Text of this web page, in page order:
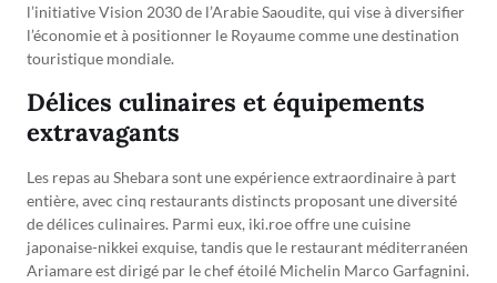
l’initiative Vision 2030 de l’Arabie Saoudite, qui vise à diversifier
l’économie et à positionner le Royaume comme une destination
touristique mondiale.
Délices culinaires et équipements
extravagants
Les repas au Shebara sont une expérience extraordinaire à part
entière, avec cinq restaurants distincts proposant une diversité
de délices culinaires. Parmi eux, iki.roe offre une cuisine
japonaise-nikkei exquise, tandis que le restaurant méditerranéen
Ariamare est dirigé par le chef étoilé Michelin Marco Garfagnini.